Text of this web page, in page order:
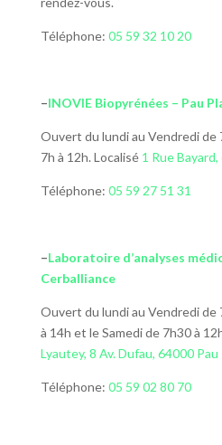
Téléphone: 05 59 32 10 20
–INOVIE Biopyrénées – Pau
Ouvert du lundi au Vendredi de
7h à 12h. Localisé 1 Rue
Téléphone: 05 59 27 51 31
–Laboratoire d’analyses
Cerballiance
Ouvert du lundi au Vendredi
à 14h et le Samedi de 7h30 à
Lyautey, 8 Av. Dufau, 64000 Pau
Téléphone: 05 59 02 80 70